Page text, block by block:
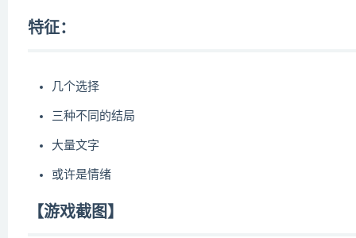
特征：
几个选择
三种不同的结局
大量文字
或许是情绪
【游戏截图】